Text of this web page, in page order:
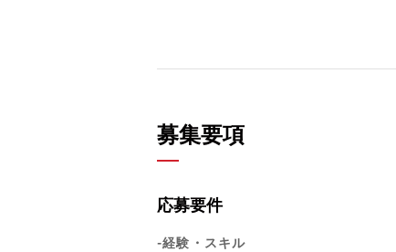
募集要項
応募要件
-経験・スキル